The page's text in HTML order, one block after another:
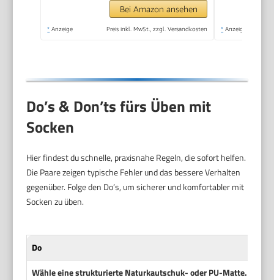
Gymnastikmatte,
Sportmatte,
Bei Amazon ansehen
* Anzeige Preis inkl. MwSt., zzgl. Versandkosten * Anzeige
Do’s & Don’ts fürs Üben mit
Socken
Hier findest du schnelle, praxisnahe Regeln, die sofort helfen.
Die Paare zeigen typische Fehler und das bessere Verhalten
gegenüber. Folge den Do’s, um sicherer und komfortabler mit
Socken zu üben.
Do
Wähle eine strukturierte Naturkautschuk- oder PU-Matte.